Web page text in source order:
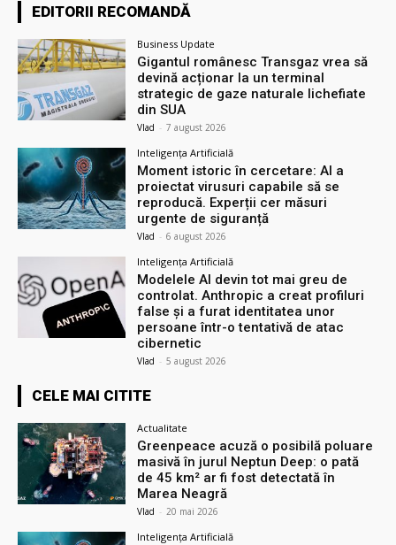
EDITORII RECOMANDĂ
Business Update
Gigantul românesc Transgaz vrea să
devină acționar la un terminal
strategic de gaze naturale lichefiate
din SUA
Vlad - 7 august 2026
Inteligența Artificială
Moment istoric în cercetare: AI a
proiectat virusuri capabile să se
reproducă. Experții cer măsuri
urgente de siguranță
Vlad - 6 august 2026
Inteligența Artificială
Modelele AI devin tot mai greu de
controlat. Anthropic a creat profiluri
false și a furat identitatea unor
persoane într-o tentativă de atac
cibernetic
Vlad - 5 august 2026
CELE MAI CITITE
Actualitate
Greenpeace acuză o posibilă poluare
masivă în jurul Neptun Deep: o pată
de 45 km² ar fi fost detectată în
Marea Neagră
Vlad - 20 mai 2026
Inteligența Artificială